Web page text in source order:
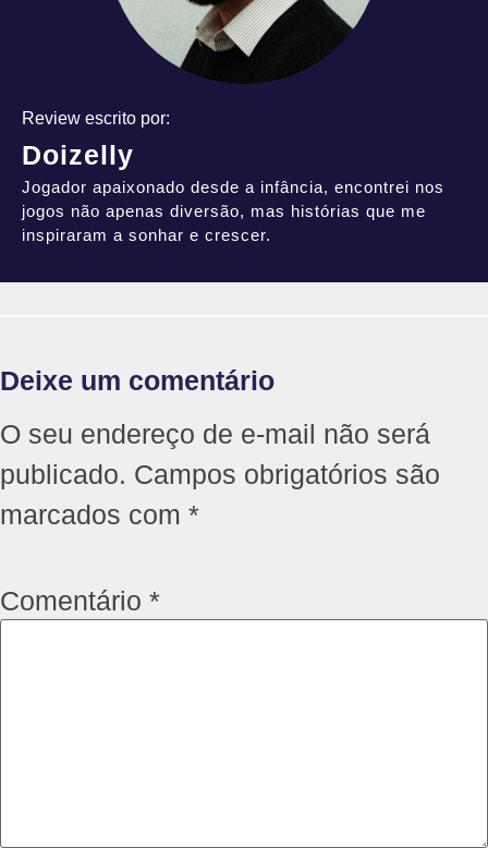
Review escrito por:
Doizelly
Jogador apaixonado desde a infância, encontrei nos
jogos não apenas diversão, mas histórias que me
inspiraram a sonhar e crescer.
Deixe um comentário
O seu endereço de e-mail não será
publicado. Campos obrigatórios são
marcados com *
Comentário *